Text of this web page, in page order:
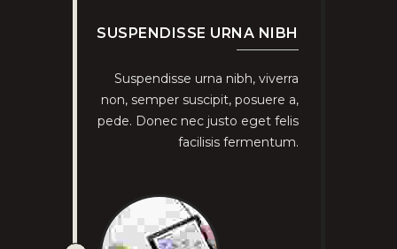
SUSPENDISSE URNA NIBH
Suspendisse urna nibh, viverra
non, semper suscipit, posuere a,
pede. Donec nec justo eget felis
facilisis fermentum.